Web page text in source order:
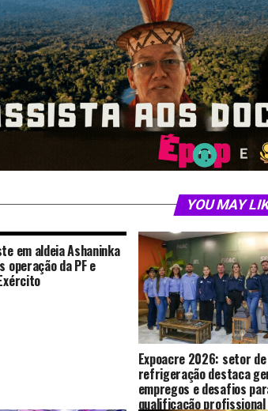
YOU MAY
em aldeia Ashaninka
operação da PF e
Expoacre 2026: setor de
refrigeração destaca
empregos e desafios
qualificação profissional